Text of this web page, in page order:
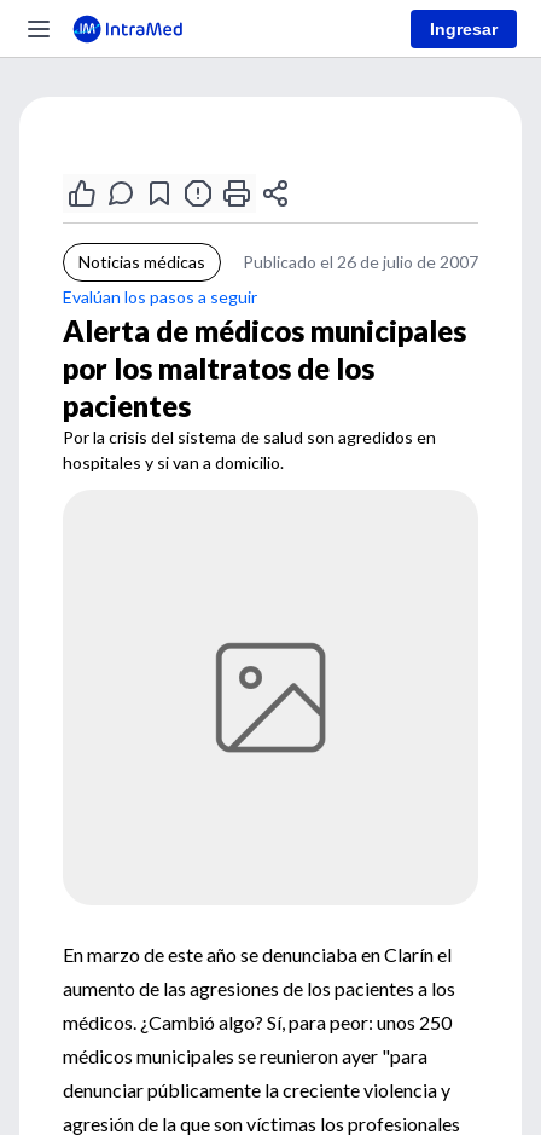
Ingresar
Noticias médicas
Publicado el 26 de julio de 2007
Evalúan los pasos a seguir
Alerta de médicos municipales
por los maltratos de los
pacientes
Por la crisis del sistema de salud son agredidos en
hospitales y si van a domicilio.
En marzo de este año se denunciaba en Clarín el
aumento de las agresiones de los pacientes a los
médicos. ¿Cambió algo? Sí, para peor: unos 250
médicos municipales se reunieron ayer "para
denunciar públicamente la creciente violencia y
agresión de la que son víctimas los profesionales